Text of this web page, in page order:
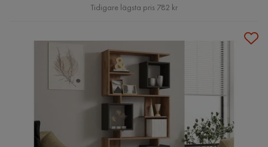
Pris
Tidigare lägsta pris 782 kr